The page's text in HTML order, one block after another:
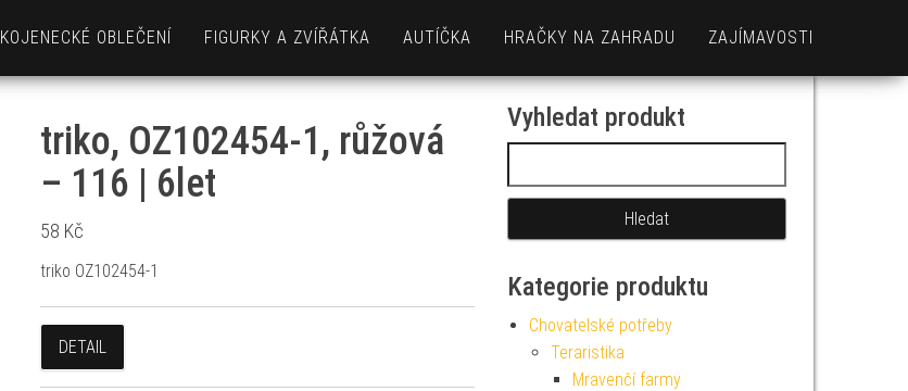
KOJENECKÉ OBLEČENÍ FIGURKY A ZVÍŘÁTKA AUTÍČKA HRAČKY NA ZAHRADU ZAJÍMAVOSTI
triko, OZ102454-1, růžová
– 116 | 6let
58 Kč
triko OZ102454-1
DETAIL
Vyhledat produkt
Kategorie produktu
Chovatelské potřeby
Teraristika
Mravenčí farmy